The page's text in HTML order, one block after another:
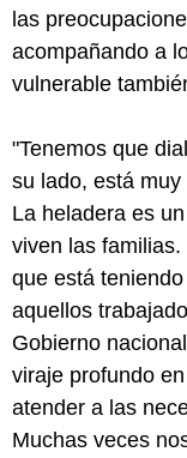
las
acompañando a
vulnerable
"Tenemos que
su lado, está
La heladera es
viven las
que está
aquellos
Gobierno
viraje profundo
atender a las
Muchas veces